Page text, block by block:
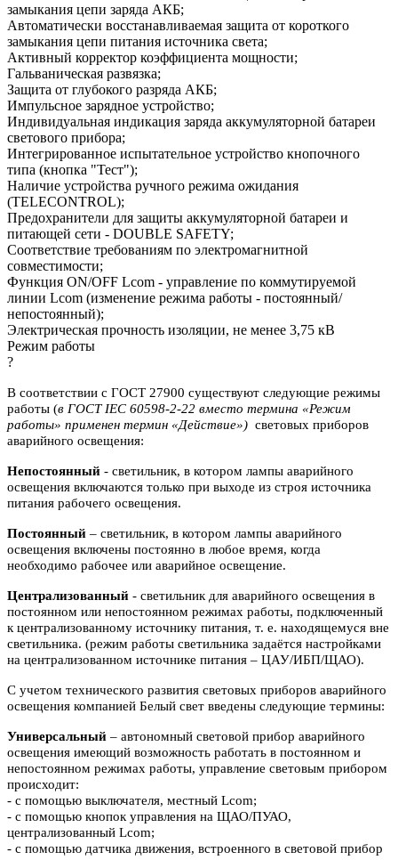
замыкания цепи заряда АКБ;
Автоматически восстанавливаемая защита от короткого
замыкания цепи питания источника света;
Активный корректор коэффициента мощности;
Гальваническая развязка;
Защита от глубокого разряда АКБ;
Импульсное зарядное устройство;
Индивидуальная индикация заряда аккумуляторной батареи
светового прибора;
Интегрированное испытательное устройство кнопочного
типа (кнопка "Тест");
Наличие устройства ручного режима ожидания
(TELECONTROL);
Предохранители для защиты аккумуляторной батареи и
питающей сети - DOUBLE SAFETY;
Соответствие требованиям по электромагнитной
совместимости;
Функция ON/OFF Lcom - управление по коммутируемой
линии Lcom (изменение режима работы - постоянный/
непостоянный);
Электрическая прочность изоляции, не менее 3,75 кВ
Режим работы
?
В соответствии с ГОСТ 27900 существуют следующие режимы
работы (в ГОСТ IEC 60598-2-22 вместо термина «Режим
работы» применен термин «Действие») световых приборов
аварийного освещения:
Непостоянный - светильник, в котором лампы аварийного
освещения включаются только при выходе из строя источника
питания рабочего освещения.
Постоянный – светильник, в котором лампы аварийного
освещения включены постоянно в любое время, когда
необходимо рабочее или аварийное освещение.
Централизованный - светильник для аварийного освещения в
постоянном или непостоянном режимах работы, подключенный
к централизованному источнику питания, т. е. находящемуся вне
светильника. (режим работы светильника задаётся настройками
на централизованном источнике питания – ЦАУ/ИБП/ЩАО).
С учетом технического развития световых приборов аварийного
освещения компанией Белый свет введены следующие термины:
Универсальный – автономный световой прибор аварийного
освещения имеющий возможность работать в постоянном и
непостоянном режимах работы, управление световым прибором
происходит:
- с помощью выключателя, местный Lcom;
- с помощью кнопок управления на ЩАО/ПУАО,
централизованный Lcom;
- с помощью датчика движения, встроенного в световой прибор